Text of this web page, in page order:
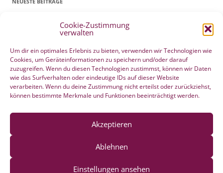
Cookie-Zustimmung
verwalten
Um dir ein optimales Erlebnis zu bieten, verwenden wir Technologien wie
Cookies, um Geräteinformationen zu speichern und/oder darauf
zuzugreifen. Wenn du diesen Technologien zustimmst, können wir Daten
wie das Surfverhalten oder eindeutige IDs auf dieser Website
verarbeiten. Wenn du deine Zustimmung nicht erteilst oder zurückziehst,
können bestimmte Merkmale und Funktionen beeinträchtigt werden.
Akzeptieren
Ablehnen
Einstellungen ansehen
Patientenverfügung Geburt vertreten in WELTWOCHE DER GEBURT
Filmtipp – Die sichere Geburt 19. Mai 2021
Integration eigener Erfahrungen aus der Pränatalzeit 10. März 2021
VBA2C – Erfahrung 8. Februar 2020
Berührender wunderschöner Geburtserfahrungsbericht von Laura
Maria Seiler
22. Dezember 2019